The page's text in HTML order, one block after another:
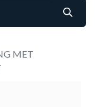
MET